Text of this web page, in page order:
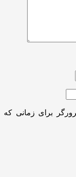
برای زمانی که